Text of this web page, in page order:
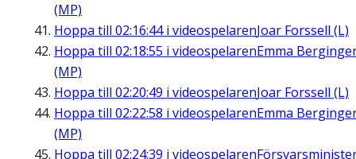
(MP)
Hoppa till 02:16:44i videospelarenJoar Forssell (L)
Hoppa till 02:18:55 i videospelarenEmma
(MP)
Hoppa till 02:20:49 i videospelarenJoar Forssell (L)
Hoppa till 02:22:58 i videospelarenEmma
(MP)
Hoppa till 02:24:39 i videospelaren